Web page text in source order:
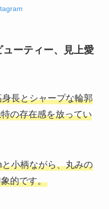
ーティー、見上愛
長とシャープな輪郭
の存在感を放ってい
小柄ながら、丸みの
的です。